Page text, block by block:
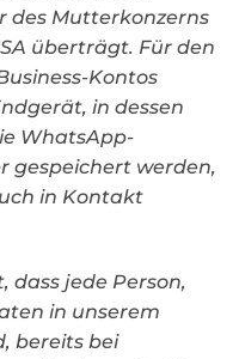
des Mutterkonzerns
überträgt. Für den
Kontos
in dessen
WhatsApp-
gespeichert werden,
in Kontakt
dass jede Person,
in unserem
bereits bei